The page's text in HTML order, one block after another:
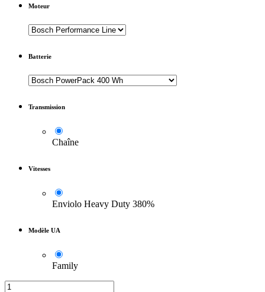
Moteur
Batterie
Transmission
Chaîne
Vitesses
Enviolo Heavy Duty 380%
Modèle UA
Family